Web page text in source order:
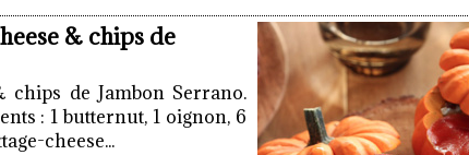
& chips de
chips de Jambon Serrano.
: 1 butternut, 1 oignon, 6
cheese...